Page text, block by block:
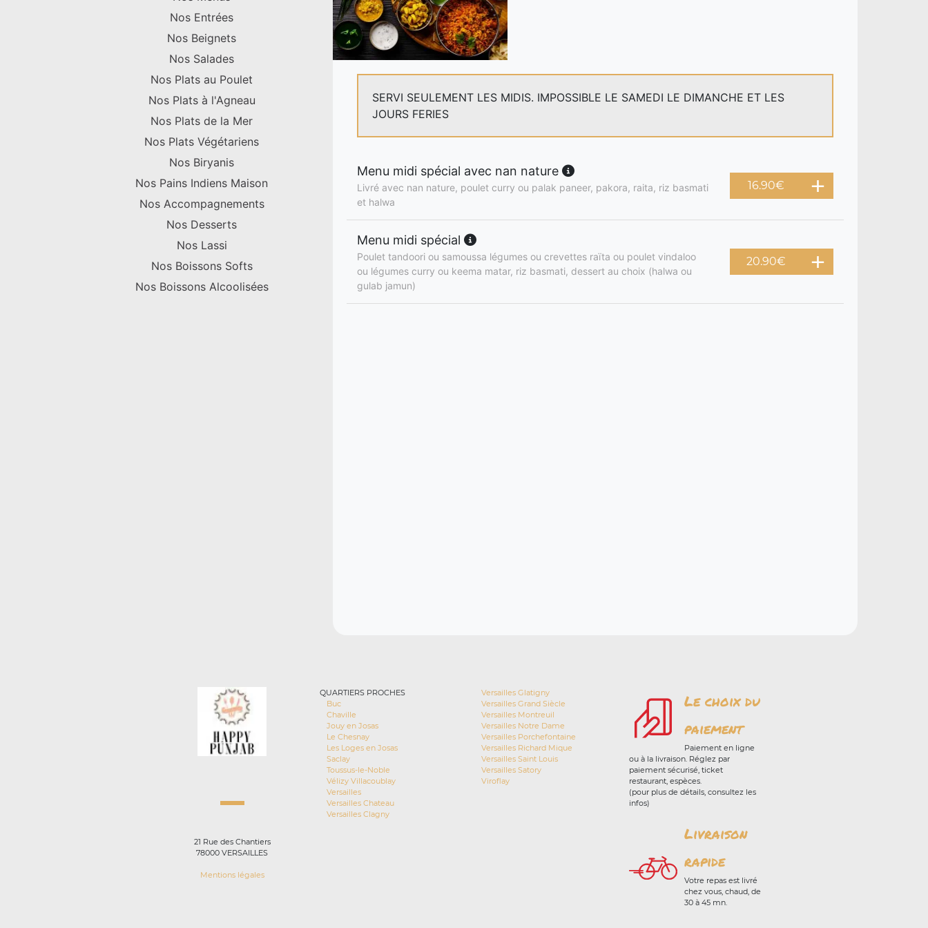
Nos Entrées
Nos Beignets
Nos Salades
Nos Plats au Poulet
Nos Plats à l'Agneau
Nos Plats de la Mer
Nos Plats Végétariens
Nos Biryanis
Nos Pains Indiens Maison
Nos Accompagnements
Nos Desserts
Nos Lassi
Nos Boissons Softs
Nos Boissons Alcoolisées
SERVI SEULEMENT LES MIDIS. IMPOSSIBLE LE SAMEDI LE DIMANCHE ET LES
JOURS FERIES
Menu midi spécial avec nan nature
Livré avec nan nature, poulet curry ou palak paneer, pakora, raita, riz basmati
et halwa
16.90€
Menu midi spécial
Poulet tandoori ou samoussa légumes ou crevettes raïta ou poulet vindaloo
ou légumes curry ou keema matar, riz basmati, dessert au choix (halwa ou
gulab jamun)
20.90€
21 Rue des Chantiers
78000 VERSAILLES
Mentions légales
QUARTIERS PROCHES
Buc
Chaville
Jouy en Josas
Le Chesnay
Les Loges en Josas
Saclay
Toussus-le-Noble
Vélizy Villacoublay
Versailles
Versailles Chateau
Versailles Clagny
Versailles Glatigny
Versailles Grand Siècle
Versailles Montreuil
Versailles Notre Dame
Versailles Porchefontaine
Versailles Richard Mique
Versailles Saint Louis
Versailles Satory
Viroflay
Le choix du
paiement
Paiement en ligne
ou à la livraison. Réglez par
paiement sécurisé, ticket
restaurant, espèces.
(pour plus de détails, consultez les
infos)
Livraison
rapide
Votre repas est livré
chez vous, chaud, de
30 à 45 mn.